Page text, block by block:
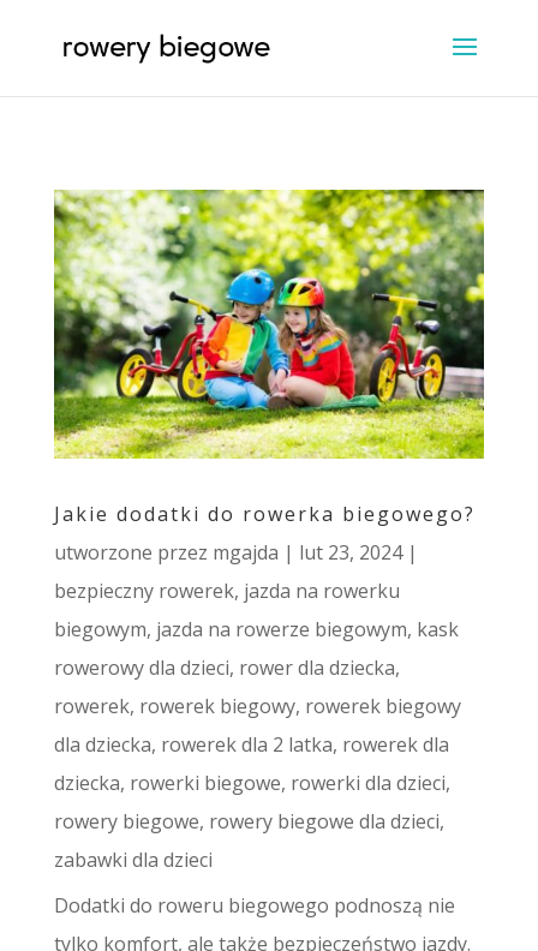
Jakie dodatki do rowerka biegowego?
utworzone przez mgajda | lut 23, 2024|
bezpieczny rowerek, jazda na rowerku
biegowym, jazda na rowerze biegowym, kask
rowerowy dla dzieci, rower dla dziecka,
rowerek, rowerek biegowy, rowerek biegowy
dla dziecka, rowerek dla 2 latka, rowerek dla
dziecka, rowerki biegowe, rowerki dla dzieci,
rowery biegowe, rowery biegowe dla dzieci,
zabawki dla dzieci
Dodatki do roweru biegowego podnoszą nie
tylko komfort, ale także bezpieczeństwo jazdy.